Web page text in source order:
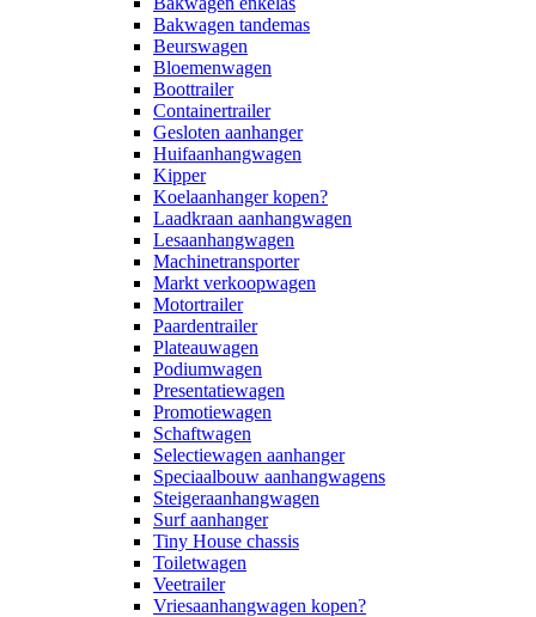
Bakwagen tandemas
Beurswagen
Bloemenwagen
Boottrailer
Containertrailer
Gesloten aanhanger
Huifaanhangwagen
Kipper
Koelaanhanger kopen?
Laadkraan aanhangwagen
Lesaanhangwagen
Machinetransporter
Markt verkoopwagen
Motortrailer
Paardentrailer
Plateauwagen
Podiumwagen
Presentatiewagen
Promotiewagen
Schaftwagen
Selectiewagen aanhanger
Speciaalbouw aanhangwagens
Steigeraanhangwagen
Surf aanhanger
Tiny House chassis
Toiletwagen
Veetrailer
Vriesaanhangwagen kopen?